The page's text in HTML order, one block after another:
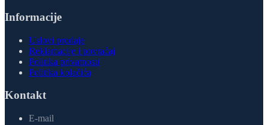
Informacije
Uslovi prodaje
Reklamacije i povraćaj
Politika privatnosti
Politika kolačića
Kontakt
E-mail